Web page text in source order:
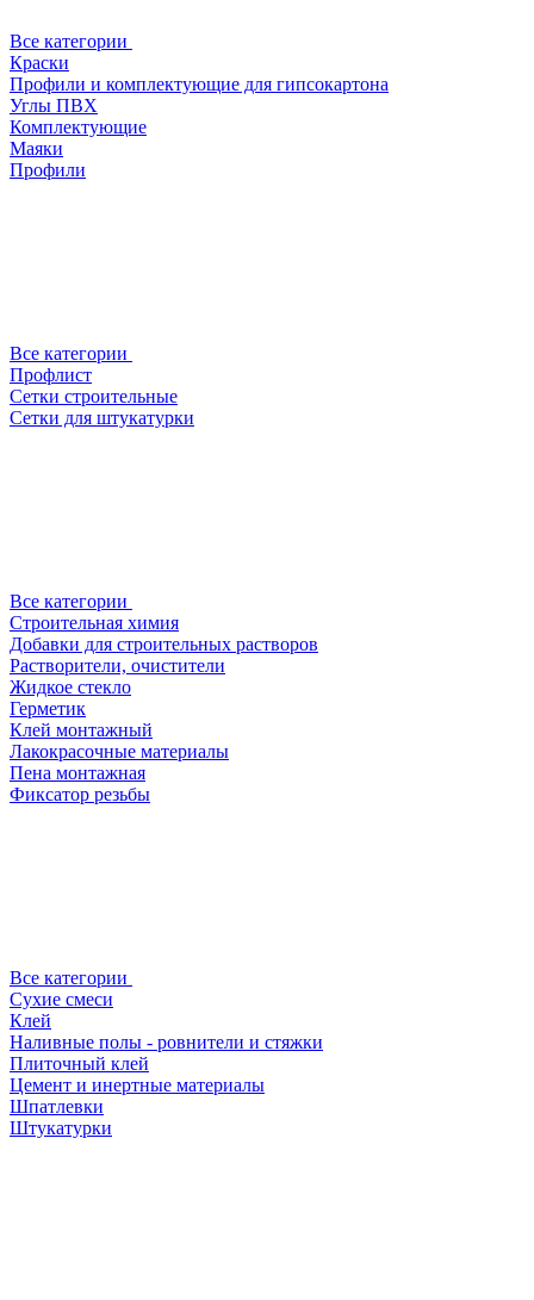
Все категории
Краски
Профили и комплектующие для гипсокартона
Углы ПВХ
Комплектующие
Маяки
Профили
Все категории
Профлист
Сетки строительные
Сетки для штукатурки
Все категории
Строительная химия
Добавки для строительных растворов
Растворители, очистители
Жидкое стекло
Герметик
Клей монтажный
Лакокрасочные материалы
Пена монтажная
Фиксатор резьбы
Все категории
Сухие смеси
Клей
Наливные полы - ровнители и стяжки
Плиточный клей
Цемент и инертные материалы
Шпатлевки
Штукатурки